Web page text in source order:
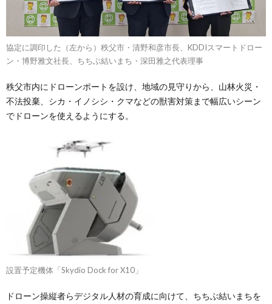
協定に調印した（左から）秩父市・清野和彦市長、KDDIスマートドロー
ン・博野雅文社長、ちちぶ結いまち・深田雅之代表理事
秩父市内にドローンポートを設け、地域の見守りから、山林火災・
不法投棄、シカ・イノシシ・クマなどの獣害対策まで幅広いシーン
でドローンを使えるようにする。
設置予定機体「Skydio Dock for X10」
ドローン操縦者らデジタル人材の育成に向けて、ちちぶ結いまちを